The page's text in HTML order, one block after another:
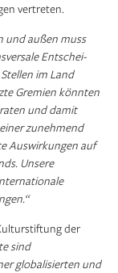
vertreten.
und außen muss
Entschei­
im Land
Gremien könnten
und damit
zunehmend
Auswirkungen auf
Unsere
der
sind
globalisierten und